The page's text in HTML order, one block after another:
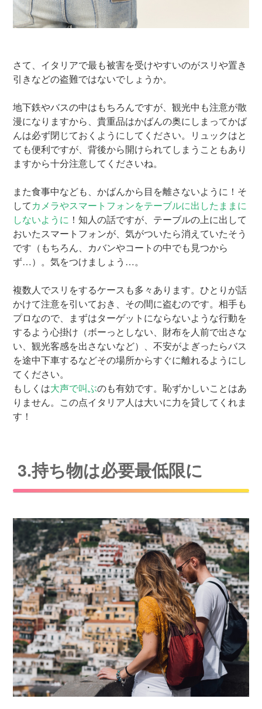
さて、イタリアで最も被害を受けやすいのがスリや置き
引きなどの盗難ではないでしょうか。
地下鉄やバスの中はもちろんですが、観光中も注意が散
漫になりますから、貴重品はかばんの奥にしまってかば
んは必ず閉じておくようにしてください。リュックはと
ても便利ですが、背後から開けられてしまうこともあり
ますから十分注意してくださいね。
また食事中なども、かばんから目を離さないように！そ
してカメラやスマートフォンをテーブルに出したままに
しないように ！知人の話ですが、テーブルの上に出して
おいたスマートフォンが、気がついたら消えていたそう
です（もちろん、カバンやコートの中でも見つから
ず…）。気をつけましょう…。
複数人でスリをするケースも多々あります。ひとりが話
かけて注意を引いておき、その間に盗むのです。相手も
プロなので、まずはターゲットにならないような行動を
するよう心掛け（ボーっとしない、財布を人前で出さな
い、観光客感を出さないなど）、不安がよぎったらバス
を途中下車するなどその場所からすぐに離れるようにし
てください。
もしくは大声で叫ぶのも有効です。恥ずかしいことはあ
りません。この点イタリア人は大いに力を貸してくれま
す！
3.持ち物は必要最低限に